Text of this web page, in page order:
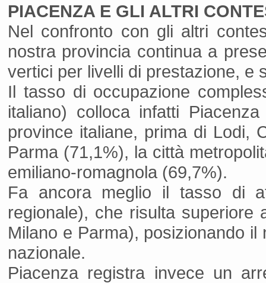
PIACENZA E GLI ALTRI
Nel confronto con gli altri
nostra provincia continua a
vertici per livelli di prestazione, e
Il tasso di occupazione
italiano) colloca infatti
province italiane, prima di Lodi,
Parma (71,1%), la città
emiliano-romagnola (69,7%).
Fa ancora meglio il tasso di
regionale), che risulta
Milano e Parma), posizionando
nazionale.
Piacenza registra invece un